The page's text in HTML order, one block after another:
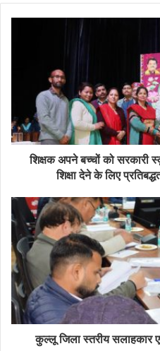
शिक्षक अपने बच्चों को सरकारी
शिक्षा देने के लिए
कुल्लू जिला स्तरीय सलाहकार